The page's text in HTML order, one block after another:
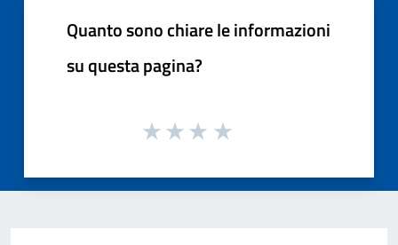
Quanto sono chiare le informazioni
su questa pagina?